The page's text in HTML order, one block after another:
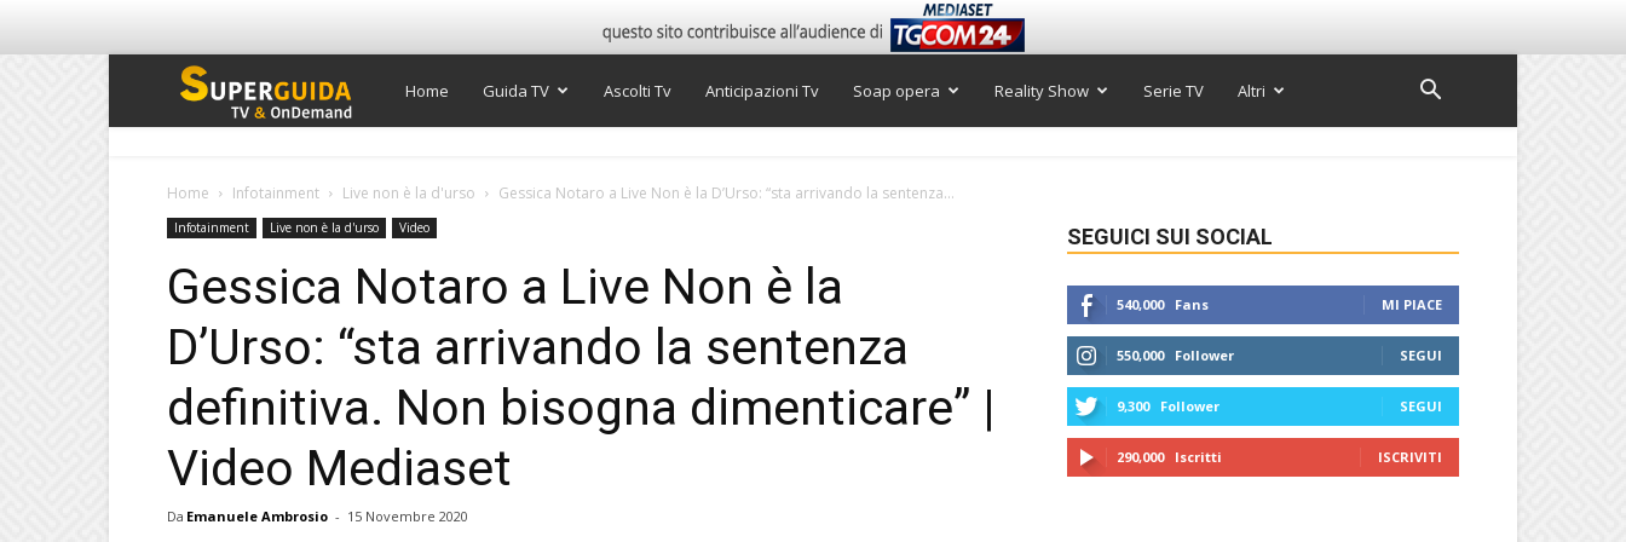
Super
TV
Home Guida TV Ascolti Tv Anticipazioni Tv Soap opera Reality Show Serie TV Altri
Home Infotainment Live non è la d'urso Gessica Notaro a Live Non è la D’Urso: “sta arrivando la sentenza...
Infotainment Live non è la d'urso Video
Gessica Notaro a Live Non è la
D’Urso: “sta arrivando la sentenza
definitiva. Non bisogna dimenticare” |
Video Mediaset
Da Emanuele Ambrosio - 15 Novembre 2020
SEGUICI SUI SOCIAL
540,000 Fans MI PIACE
550,000 Follower SEGUI
9,300 Follower SEGUI
290,000 Iscritti ISCRIVITI